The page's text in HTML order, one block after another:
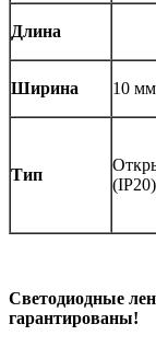
Длина
Ширина 10 мм
Тип
(IP20)
Светодиодные
гарантированы!